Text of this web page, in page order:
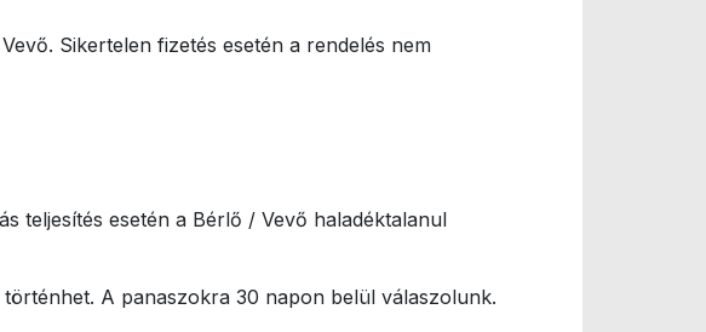
Sikertelen fizetés esetén a rendelés nem
teljesítés esetén a Bérlő / Vevő haladéktalanul
A panaszokra 30 napon belül válaszolunk.